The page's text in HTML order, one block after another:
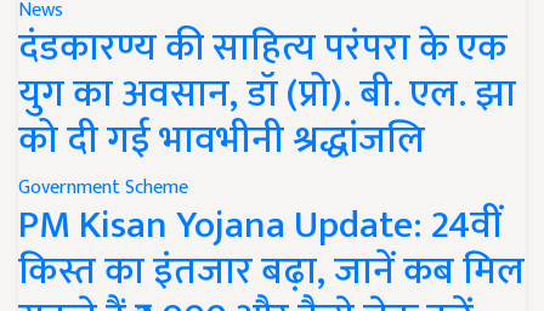
News
दंडकारण्य की साहित्य परंपरा के एक
युग का अवसान, डॉ (प्रो). बी. एल. झा
को दी गई भावभीनी श्रद्धांजलि
Government Scheme
PM Kisan Yojana Update: 24वीं
किस्त का इंतजार बढ़ा, जानें कब मिल